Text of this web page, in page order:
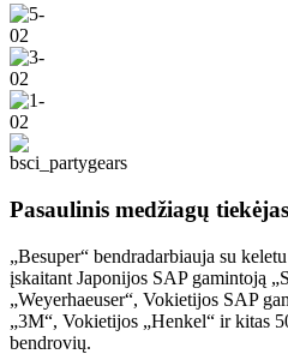
Pasaulinis medžiagų tiekėjas
„Besuper“ bendradarbiauja su
įskaitant Japonijos SAP gamintoją
„Weyerhaeuser“, Vokietijos SAP
„3M“, Vokietijos „Henkel“ ir kitas
bendrovių.